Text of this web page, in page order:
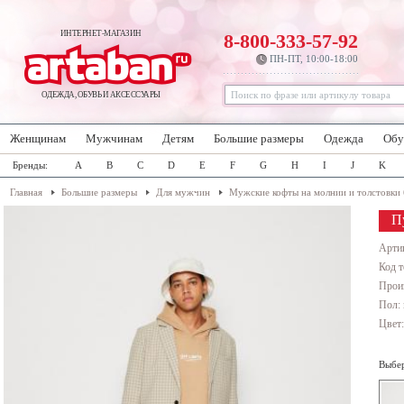
ИНТЕРНЕТ-МАГАЗИН
ОДЕЖДА, ОБУВЬ И АКСЕССУАРЫ
8-800-333-57-92
ПН-ПТ, 10:00-18:00
Женщинам Мужчинам Детям Большие размеры Одежда
Бренды: A B C D E F G H I J K
Главная Большие размеры Для мужчин Мужские кофты на молнии и толстовки
Код
Пол: